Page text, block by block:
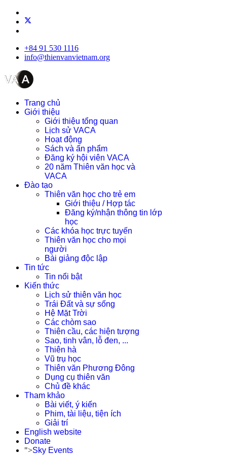
+84 91 530 1116
info@thienvanvietnam.org
Trang chủ
Giới thiệu
Giới thiệu tổng quan
Lịch sử VACA
Hoạt động
Sách và ấn phẩm
Đăng ký hội viên VACA
20 năm Thiên văn học và
VACA
Đào tạo
Thiên văn học cho trẻ em
Giới thiệu / Hợp tác
Đăng ký/nhận thông tin lớp
học
Các khóa học trực tuyến
Thiên văn học cho mọi
người
Bài giảng độc lập
Tin tức
Tin nổi bật
Kiến thức
Lịch sử thiên văn học
Trái Đất và sự sống
Hệ Mặt Trời
Các chòm sao
Thiên cầu, các hiện tượng
Sao, tinh vân, lỗ đen, ...
Thiên hà
Vũ trụ học
Thiên văn Phương Đông
Dụng cụ thiên văn
Chủ đề khác
Tham khảo
Bài viết, ý kiến
Phim, tài liệu, tiện ích
Giải trí
English website
Donate
">Sky Events